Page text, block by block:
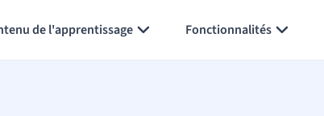
de l'apprentissage Fonctionnalités